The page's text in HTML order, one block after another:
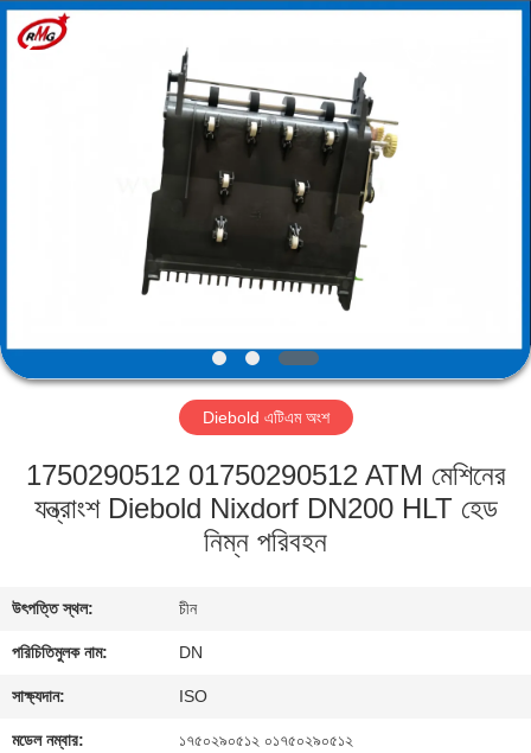
কারখানা
গুণমান
আমাদের
সাথে
যোগাযোগ
Mei
Guang
Science
And
Diebold এটিএম অংশ
1750290512 01750290512 ATM মেশিনের
যন্ত্রাংশ Diebold Nixdorf DN200 HLT হেড
নিম্ন পরিবহন
উৎপত্তি স্থল: চীন
পরিচিতিমুলক নাম: DN
সাক্ষ্যদান: ISO
মডেল নম্বার: ১৭৫০২৯০৫১২ ০১৭৫০২৯০৫১২